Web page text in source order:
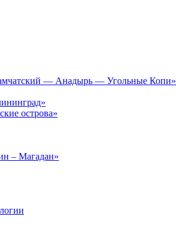
— Анадырь — Угольные Копи»
острова»
– Магадан»